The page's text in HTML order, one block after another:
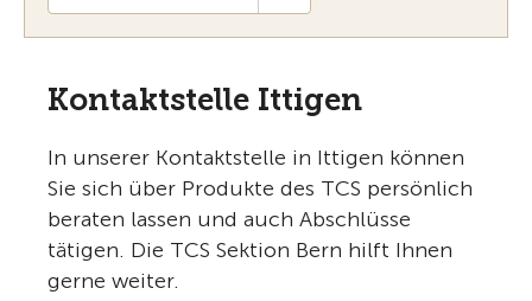
Kontaktstelle Ittigen
In unserer Kontaktstelle in Ittigen können
Sie sich über Produkte des TCS persönlich
beraten lassen und auch Abschlüsse
tätigen. Die TCS Sektion Bern hilft Ihnen
gerne weiter.